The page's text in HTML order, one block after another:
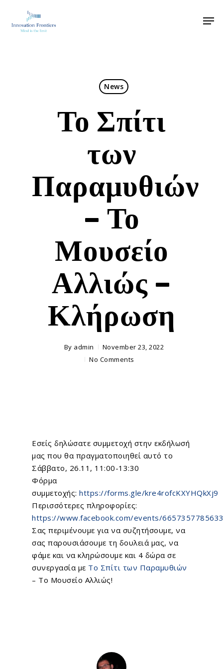
News
Το Σπίτι
των
Παραμυθιών
– Το
Μουσείο
Αλλιώς –
Κλήρωση
By admin
November 23, 2022
No Comments
Εσείς δηλώσατε συμμετοχή στην εκδήλωσή
μας που θα πραγματοποιηθεί αυτό το
Σάββατο, 26.11, 11:00-13:30
Φόρμα
συμμετοχής:https://forms.gle/kre4rofcKXYHQkXj9
Περισσότερες πληροφορίες:
https://www.facebook.com/events/
Σας περιμένουμε για να συζητήσουμε, να
σας παρουσιάσουμε τη δουλειά μας, να
φάμε και να κληρώσουμε και 4 δώρα σε
συνεργασία με Το Σπίτι των Παραμυθιών
– Το Μουσείο Αλλιώς!